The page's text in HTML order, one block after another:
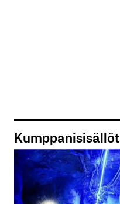
Kumppanisisällöt